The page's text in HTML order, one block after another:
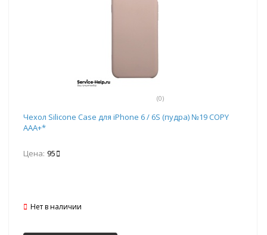
(0)
Чехол Silicone Case для iPhone 6 / 6S (пудра) №19 COPY
AAA+*
Цена: 95
Нет в наличии